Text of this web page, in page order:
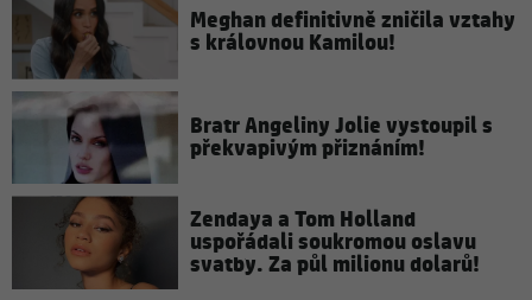
Meghan definitivně zničila vztahy
s královnou Kamilou!
Bratr Angeliny Jolie vystoupil s
překvapivým přiznáním!
Zendaya a Tom Holland
uspořádali soukromou oslavu
svatby. Za půl milionu dolarů!